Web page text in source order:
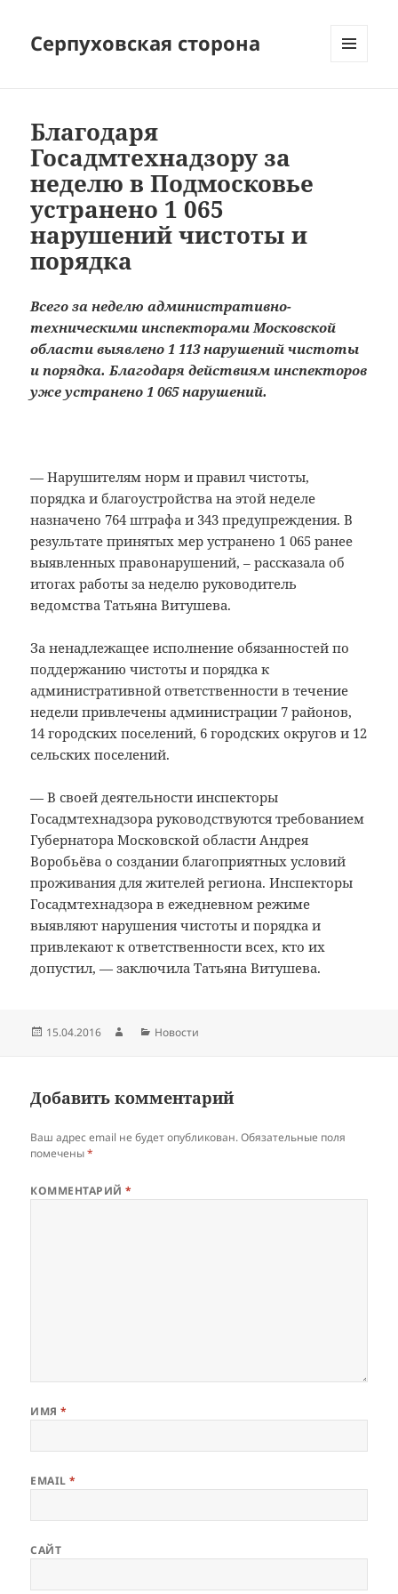
Серпуховская сторона
Благодаря
Госадмтехнадзору за
неделю в Подмосковье
устранено 1 065
нарушений чистоты и
порядка
Всего за неделю административно-
техническими инспекторами Московской
области выявлено 1 113 нарушений чистоты
и порядка. Благодаря действиям инспекторов
уже устранено 1 065 нарушений.
— Нарушителям норм и правил чистоты,
порядка и благоустройства на этой неделе
назначено 764 штрафа и 343 предупреждения. В
результате принятых мер устранено 1 065 ранее
выявленных правонарушений, – рассказала об
итогах работы за неделю руководитель
ведомства Татьяна Витушева.
За ненадлежащее исполнение обязанностей по
поддержанию чистоты и порядка к
административной ответственности в течение
недели привлечены администрации 7 районов,
14 городских поселений, 6 городских округов и 12
сельских поселений.
— В своей деятельности инспекторы
Госадмтехнадзора руководствуются требованием
Губернатора Московской области Андрея
Воробьёва о создании благоприятных условий
проживания для жителей региона. Инспекторы
Госадмтехнадзора в ежедневном режиме
выявляют нарушения чистоты и порядка и
привлекают к ответственности всех, кто их
допустил, — заключила Татьяна Витушева.
Опубликовано
15.04.2016 АвторРубрики
Новости
Добавить комментарий
Ваш адрес email не будет опубликован. Обязательные поля
помечены*
КОММЕНТАРИЙ*
ИМЯ*
EMAIL*
САЙТ